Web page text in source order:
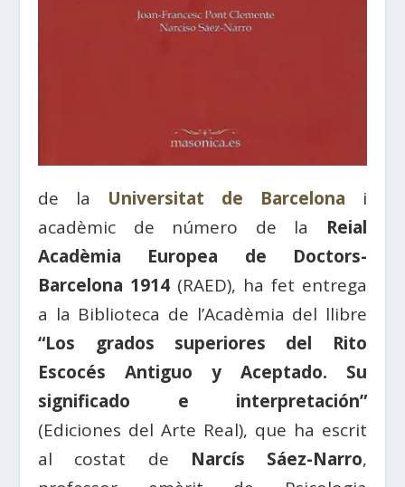
de la Universitat de Barcelona i
acadèmic de número de la Reial
Acadèmia Europea de Doctors-
Barcelona 1914 (RAED), ha fet entrega
a la Biblioteca de l’Acadèmia del llibre
“Los grados superiores del Rito
Escocés Antiguo y Aceptado. Su
significado e interpretación”
(Ediciones del Arte Real), que ha escrit
al costat de Narcís Sáez-Narro,